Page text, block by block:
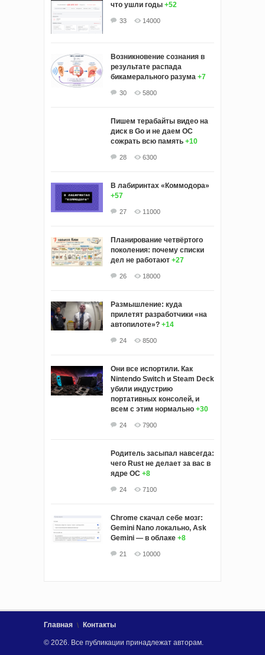
что ушли годы +52
33 14000
Возникновение сознания в
результате распада
бикамерального разума +7
30 5800
Пишем терабайты видео на
диск в Go и не даем ОС
сожрать всю память +10
28 6300
В лабиринтах «Коммодора»
+57
27 11000
Планирование четвёртого
поколения: почему списки
дел не работают +27
26 18000
Размышление: куда
прилетят разработчики «на
автопилоте»? +14
24 8500
Они все испортили. Как
Nintendo Switch и Steam Deck
убили индустрию
портативных консолей, и
всем с этим нормально +30
24 7900
Родитель засыпал навсегда:
чего Rust не делает за вас в
ядре ОС +8
24 7100
Chrome скачал себе мозг:
Gemini Nano локально, Ask
Gemini — в облаке +8
21 10000
Главная Контакты
© 2026. Все публикации принадлежат авторам.